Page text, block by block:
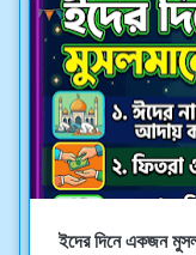
ইদের দিনে একজন